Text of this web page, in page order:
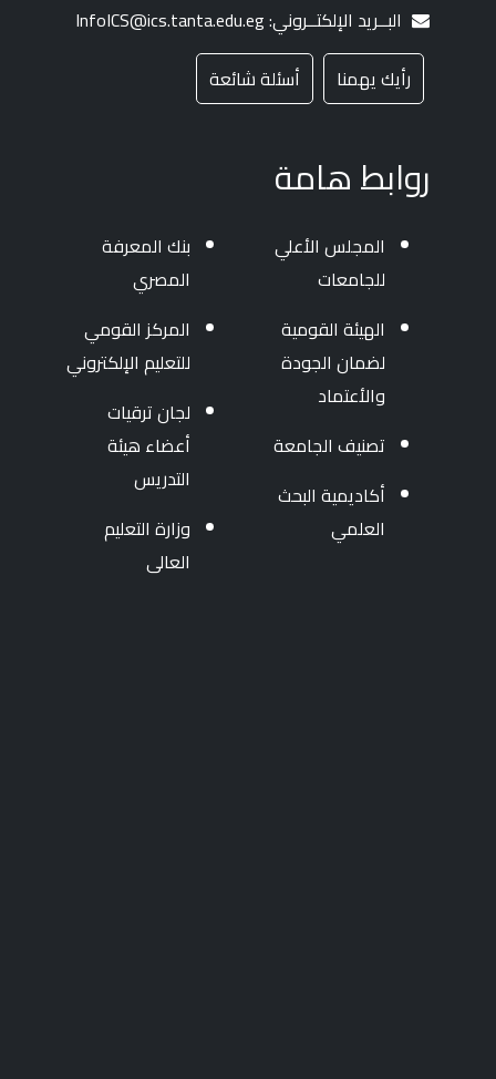
البــريد الإلكتــروني: InfoICS@ics.tanta.edu.eg
رأيك يهمنا
أسئلة شائعة
روابط هامة
المجلس الأعلي
للجامعات
الهيئة القومية
لضمان الجودة
والأعتماد
تصنيف الجامعة
أكاديمية البحث
العلمي
بنك المعرفة
المصري
المركز القومي
للتعليم الإلكتروني
لجان ترقيات
أعضاء هيئة
التدريس
وزارة التعليم
العالى